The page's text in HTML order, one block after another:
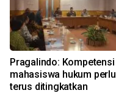
Pragalindo: Kompetensi
mahasiswa hukum perlu
terus ditingkatkan